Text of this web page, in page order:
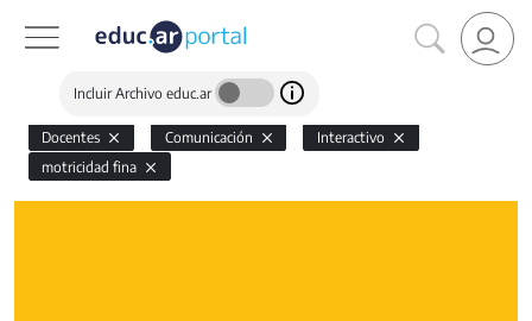
Incluir Archivo educ.ar
Docentes Comunicación
Interactivo
motricidad fina